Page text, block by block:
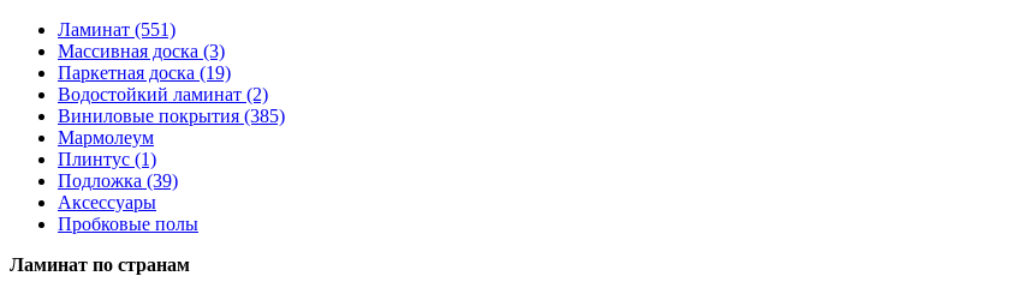
Ламинат (551)
Массивная доска (3)
Паркетная доска (19)
Водостойкий ламинат (2)
Виниловые покрытия (385)
Мармолеум
Плинтус (1)
Подложка (39)
Аксессуары
Пробковые полы
Ламинат по странам